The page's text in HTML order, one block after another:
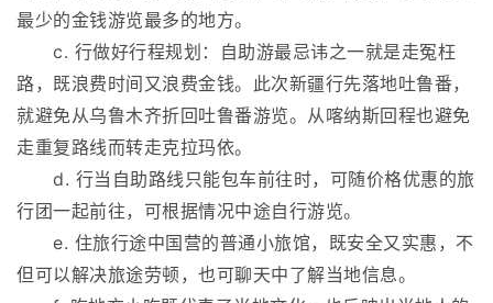
最少的金钱游览最多的地方。
c. 行做好行程规划：自助游最忌讳之一就是走冤枉
路，既浪费时间又浪费金钱。此次新疆行先落地吐鲁番，
就避免从乌鲁木齐折回吐鲁番游览。从喀纳斯回程也避免
走重复路线而转走克拉玛依。
d. 行当自助路线只能包车前往时，可随价格优惠的旅
行团一起前往，可根据情况中途自行游览。
e. 住旅行途中国营的普通小旅馆，既安全又实惠，不
但可以解决旅途劳顿，也可聊天中了解当地信息。